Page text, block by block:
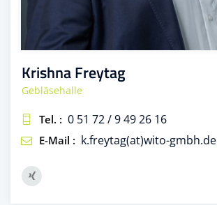
Krishna Freytag
Gebläsehalle
Tel. : 0 51 72 / 9 49 26 16
E-Mail : k.freytag(at)wito-gmbh.de